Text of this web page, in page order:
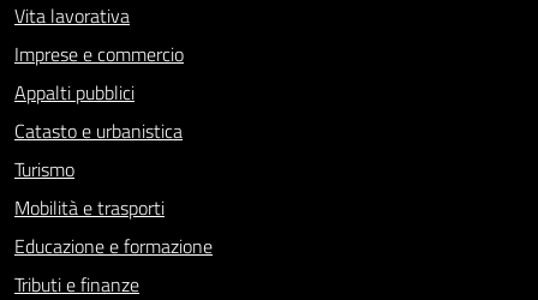
Vita lavorativa
Imprese e commercio
Appalti pubblici
Catasto e urbanistica
Turismo
Mobilità e trasporti
Educazione e formazione
Tributi e finanze